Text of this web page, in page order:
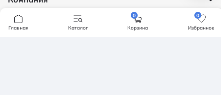
О компании
Бренды
Продукция
Главная Каталог
0
Корзина
0
Избранное